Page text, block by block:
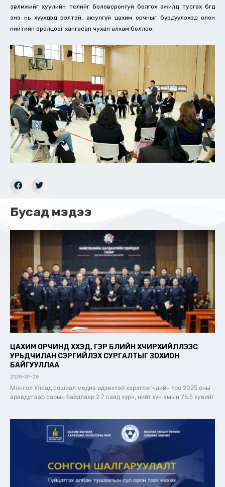
зөвлөмжийг хуулийн төслийг боловсронгуй болгох ажилд тусгах бөгөөд
энэ нь хүүхдэд ээлтэй, аюулгүй цахим орчныг бүрдүүлэхэд олон
нийтийн оролцоог хангасан чухал алхам боллоо.
Бусад мэдээ
ЦАХИМ ОРЧИНД ХҮҮХЭД, ГЭР БҮЛИЙН ХҮЧИРХИЙЛЛЭЭС
УРЬДЧИЛАН СЭРГИЙЛЭХ СУРГАЛТЫГ ЗОХИОН
БАЙГУУЛЛАА
2026-01-29
Монгол Улсад сошиал медиа идэвхтэй хэрэглэгчдийн тоо 2025 оны
аравдугаар сарын байдлаар 2.7 саяд хүрч, нийт хүн амын 76.5 хувийг